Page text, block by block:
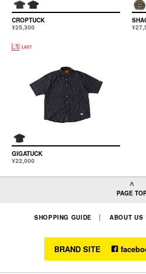
CROPTUCK
¥25,300
GIGATUCK
¥22,000
PAGE
SHOPPING GUIDE ABOUT US
BRAND SITE